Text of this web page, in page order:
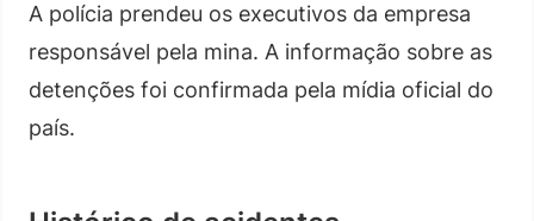
A polícia prendeu os executivos da empresa
responsável pela mina. A informação sobre as
detenções foi confirmada pela mídia oficial do
país.